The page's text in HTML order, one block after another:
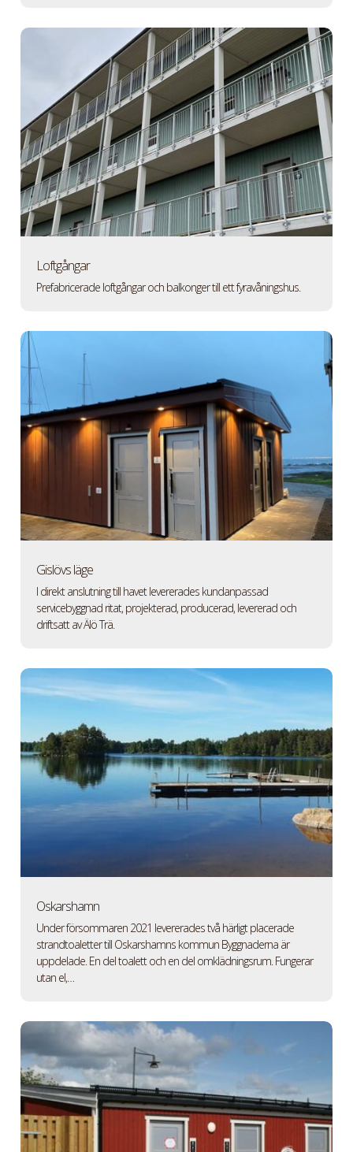
Loftgångar
Prefabricerade loftgångar och balkonger till ett fyravåningshus.
Gislövs läge
I direkt anslutning till havet levererades kundanpassad
servicebyggnad ritat, projekterad, producerad, levererad och
driftsatt av Älö Trä.
Oskarshamn
Under försommaren 2021 levererades två härligt placerade
strandtoaletter till Oskarshamns kommun Byggnaderna är
uppdelade. En del toalett och en del omklädningsrum. Fungerar
utan el,…